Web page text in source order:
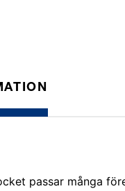
passar många